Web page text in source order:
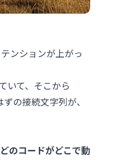
ンションが上がっ
いて、そこから
の接続文字列が、
のコードがどこで動